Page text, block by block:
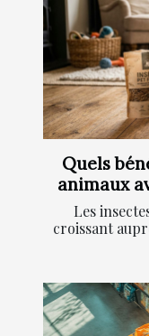
Quels
animaux
Les
croissant